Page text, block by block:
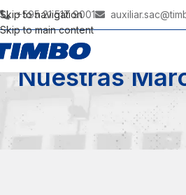
Skip to navigation
Skip to main content
+595 21 517 9001
Nuestras